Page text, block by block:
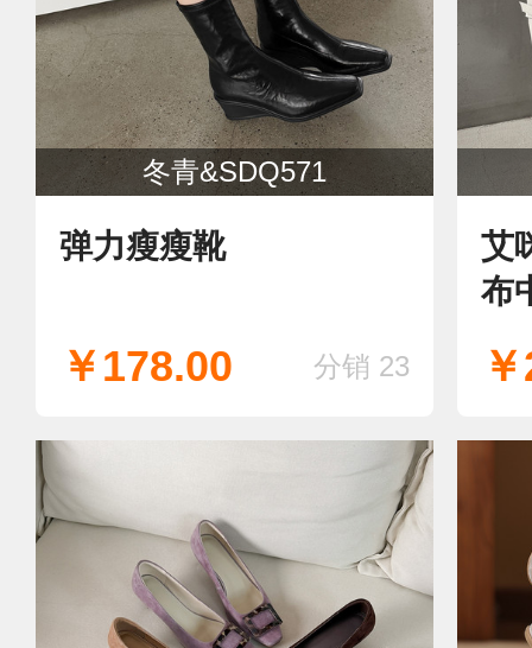
冬青&SDQ571
弹力瘦瘦靴
￥178.00 分销 23
艾
布